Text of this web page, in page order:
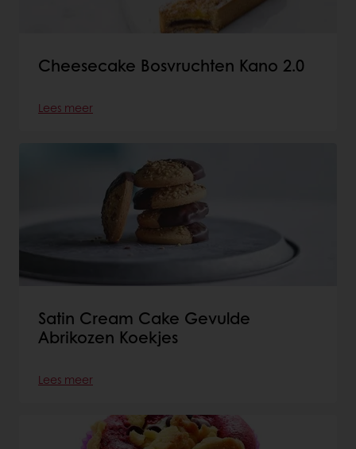
Cheesecake Bosvruchten Kano 2.0
Lees meer
Satin Cream Cake Gevulde
Abrikozen Koekjes
Lees meer